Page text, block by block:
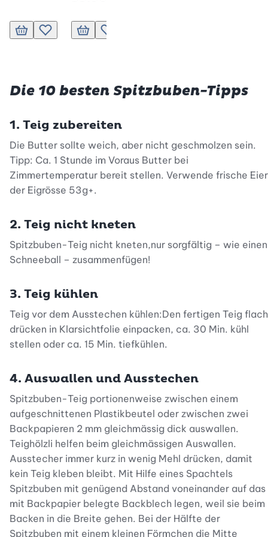
In den Warenkorb
Zur Wunschliste hinzufügen
In den Warenkorb
Die 10 besten Spitzbuben-Tipps
1. Teig zubereiten
Die Butter sollte weich, aber nicht geschmolzen sein.
Tipp: Ca. 1 Stunde im Voraus Butter bei
Zimmertemperatur bereit stellen. Verwende frische Eier
der Eigrösse 53g+.
2. Teig nicht kneten
Spitzbuben-Teig nicht kneten,nur sorgfältig – wie einen
Schneeball – zusammenfügen!
3. Teig kühlen
Teig vor dem Ausstechen kühlen:Den fertigen Teig flach
drücken in Klarsichtfolie einpacken, ca. 30 Min. kühl
stellen oder ca. 15 Min. tiefkühlen.
4. Auswallen und Ausstechen
Spitzbuben-Teig portionenweise zwischen einem
aufgeschnittenen Plastikbeutel oder zwischen zwei
Backpapieren 2 mm gleichmässig dick auswallen.
Teighölzli helfen beim gleichmässigen Auswallen.
Ausstecher immer kurz in wenig Mehl drücken, damit
kein Teig kleben bleibt. Mit Hilfe eines Spachtels
Spitzbuben mit genügend Abstand voneinander auf das
mit Backpapier belegte Backblech legen, weil sie beim
Backen in die Breite gehen. Bei der Hälfte der
Spitzbuben mit einem kleinen Förmchen die Mitte